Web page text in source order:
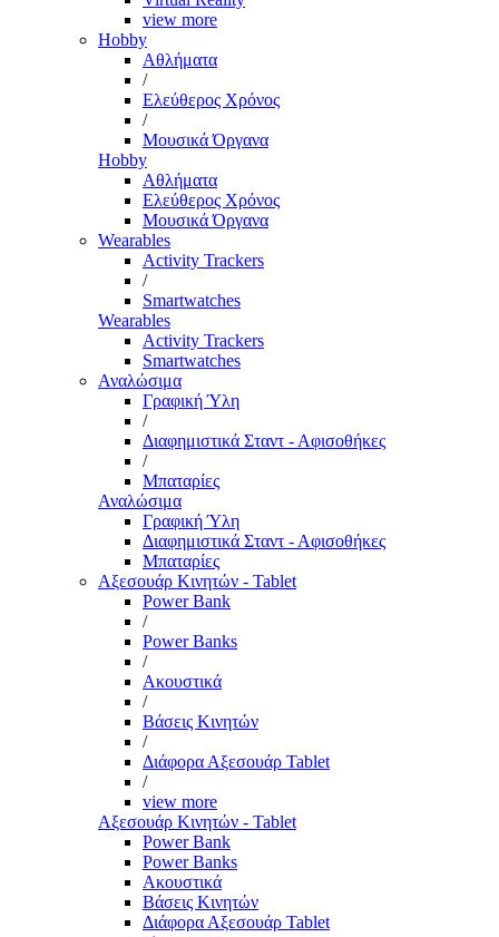
view more
Hobby
Αθλήματα
/
Ελεύθερος Χρόνος
/
Μουσικά Όργανα
Hobby
Αθλήματα
Ελεύθερος Χρόνος
Μουσικά Όργανα
Wearables
Activity Trackers
/
Smartwatches
Wearables
Activity Trackers
Smartwatches
Αναλώσιμα
Γραφική Ύλη
/
Διαφημιστικά Σταντ - Αφισοθήκες
/
Μπαταρίες
Αναλώσιμα
Γραφική Ύλη
Διαφημιστικά Σταντ - Αφισοθήκες
Μπαταρίες
Αξεσουάρ Κινητών - Tablet
Power Bank
/
Power Banks
/
Ακουστικά
/
Βάσεις Κινητών
/
Διάφορα Αξεσουάρ Tablet
/
view more
Αξεσουάρ Κινητών - Tablet
Power Bank
Power Banks
Ακουστικά
Βάσεις Κινητών
Διάφορα Αξεσουάρ Tablet